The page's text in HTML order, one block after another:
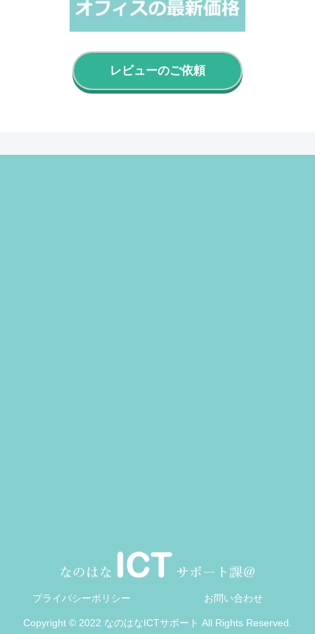
レビューのご依頼
プライバシーポリシー お問い合わせ
Copyright © 2022 なのはなICTサポート All Rights Reserved.